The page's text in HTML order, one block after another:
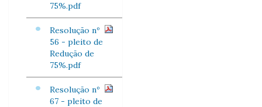
75%.pdf
Resolução nº
56 - pleito de
Redução de
75%.pdf
Resolução nº
67 - pleito de